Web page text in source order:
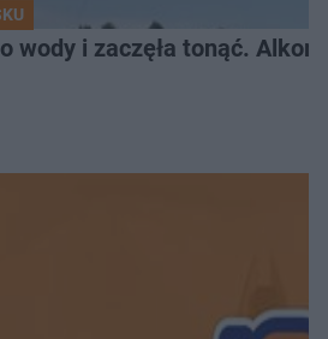
wody i zaczęła tonąć.